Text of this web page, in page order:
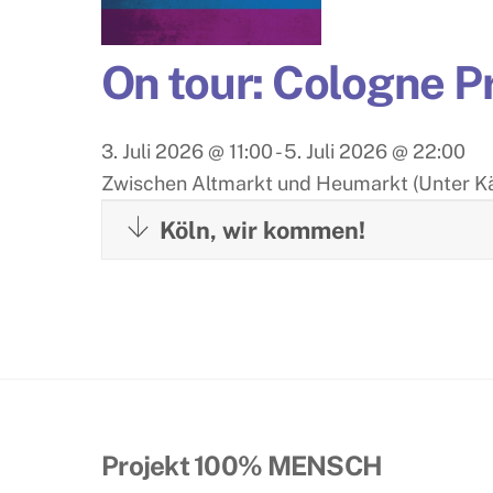
On tour: Cologne
3. Juli 2026 @ 11:00-5. Juli 2026 @ 22:00
Zwischen Altmarkt und Heumarkt (Unter
Köln, wir kommen!
Projekt 100% MENSCH